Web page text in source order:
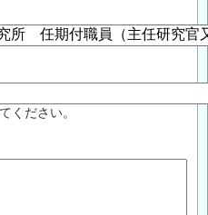
ください。